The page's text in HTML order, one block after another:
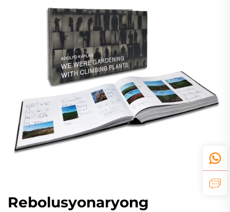
Rebolusyonaryong